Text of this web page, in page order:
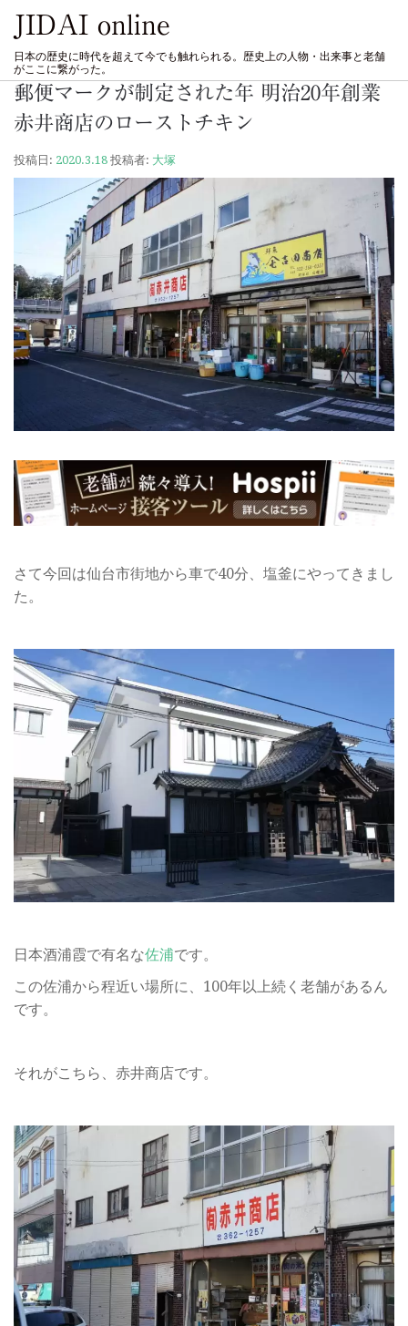
JIDAI online
日本の歴史に時代を超えて今でも触れられる。歴史上の人物・出来事と老舗
がここに繋がった。
郵便マークが制定された年 明治20年創業
赤井商店のローストチキン
投稿日: 2020.3.18 投稿者: 大塚
さて今回は仙台市街地から車で40分、塩釜にやってきまし
た。
日本酒浦霞で有名な佐浦です。
この佐浦から程近い場所に、100年以上続く老舗があるん
です。
それがこちら、赤井商店です。